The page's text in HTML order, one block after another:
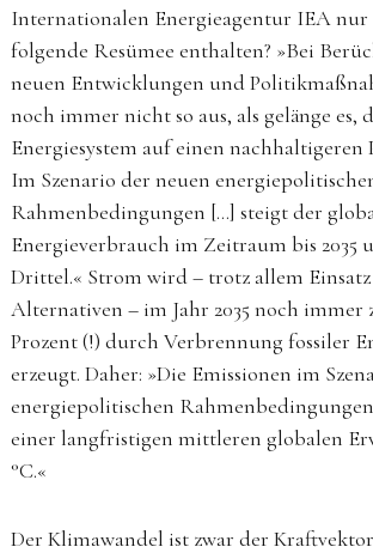
Internationalen Energieagentur IEA nur
folgende Resümee enthalten? »Bei
neuen Entwicklungen und
noch immer nicht so aus, als gelänge es,
Energiesystem auf einen nachhaltigeren
Im Szenario der neuen
Rahmenbedingungen […] steigt der
Energieverbrauch im Zeitraum bis 2035
Drittel.« Strom wird – trotz allem
Alternativen – im Jahr 2035 noch immer
Prozent (!) durch Verbrennung fossiler
erzeugt. Daher: »Die Emissionen im
energiepolitischen
einer langfristigen mittleren globalen
°C.«
Der Klimawandel ist zwar der